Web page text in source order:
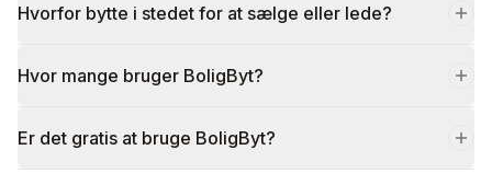
Hvorfor bytte i stedet for at sælge eller lede?
Hvor mange bruger BoligByt?
Er det gratis at bruge BoligByt?